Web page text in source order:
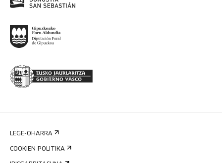
LEGE-OHARRA
COOKIEN POLITIKA